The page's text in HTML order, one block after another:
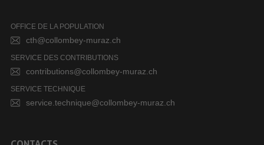
OFFICE DE LA POPULATION
cth@collombey-muraz.ch
SERVICE DES CONTRIBUTIONS
contributions@collombey-muraz.ch
SERVICE TECHNIQUE
service.technique@collombey-muraz.ch